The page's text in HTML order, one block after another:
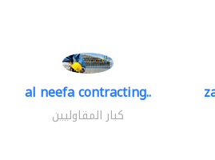
al neefa contracting..
كبار المقاوليين